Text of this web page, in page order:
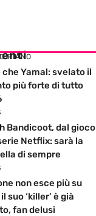
PIANO
Yamal: svelato il
più forte di tutto
Bandicoot, dal gioco
Netflix: sarà la
di sempre
non esce più su
suo ‘killer’ è già
fan delusi